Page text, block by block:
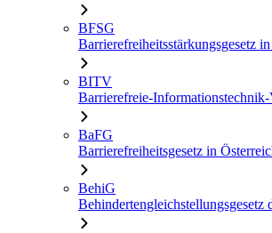
BFSG
Barrierefreiheitsstärkungsgesetz
BITV
Barrierefreie-
BaFG
Barrierefreiheitsgesetz in
BehiG
Behindertengleichstellungsgesetz